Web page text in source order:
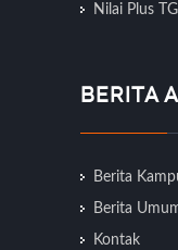
Nilai Plus
BERITA
Berita
Berita
Kontak